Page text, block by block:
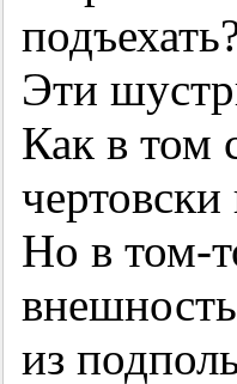
Эти
Как в том
Но в том-
из